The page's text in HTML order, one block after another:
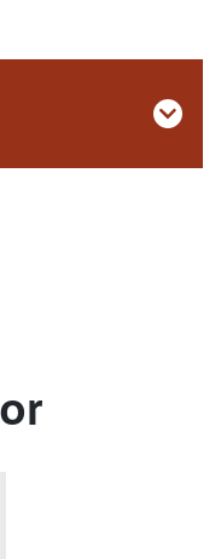
på WhatsApp